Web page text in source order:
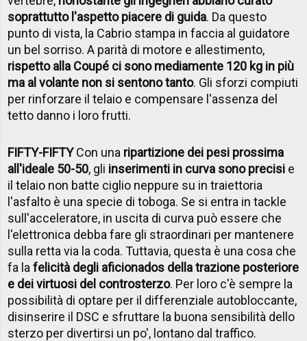
soprattutto l'aspetto piacere di guida. Da questo
punto di vista, la Cabrio stampa in faccia al guidatore
un bel sorriso. A parità di motore e allestimento,
rispetto alla Coupé ci sono mediamente 120 kg in più
ma al volante non si sentono tanto. Gli sforzi compiuti
per rinforzare il telaio e compensare l'assenza del
tetto danno i loro frutti.
FIFTY-FIFTYCon una ripartizione dei pesi prossima
all'ideale 50-50, gli inserimenti in curva sono precisi e
il telaio non batte ciglio neppure su in traiettoria
l'asfalto è una specie di toboga. Se si entra in tackle
sull'acceleratore, in uscita di curva può essere che
l'elettronica debba fare gli straordinari per mantenere
sulla retta via la coda. Tuttavia, questa è una cosa che
fa lafelicità degli aficionados della trazione posteriore
e dei virtuosi del controsterzo. Per loro c'è sempre la
possibilità di optare per il differenziale autobloccante,
disinserire il DSC e sfruttare la buona sensibilità dello
sterzo per divertirsi un po', lontano dal traffico.